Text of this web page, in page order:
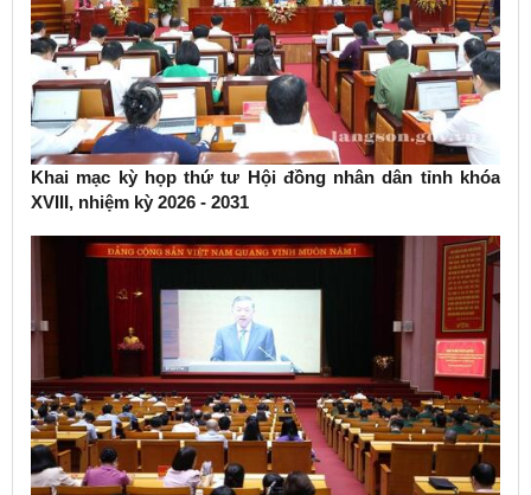
Khai mạc kỳ họp thứ tư Hội đồng nhân dân tỉnh khóa
XVIII, nhiệm kỳ 2026 - 2031